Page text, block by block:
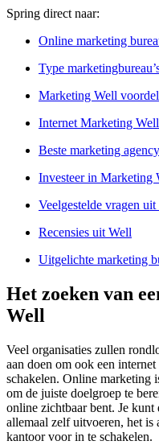
Spring direct naar:
Online marketing
Type
Marketing Well
Internet Marketing
Beste marketing
Investeer in Marketing
Veelgestelde vragen uit
Recensies uit Well
Uitgelichte marketing
Het zoeken van
Well
Veel organisaties zullen
aan doen om ook een
schakelen. Online marketing
om de juiste doelgroep te
online zichtbaar bent. Je kunt
allemaal zelf uitvoeren, het is
kantoor voor in te schakelen.